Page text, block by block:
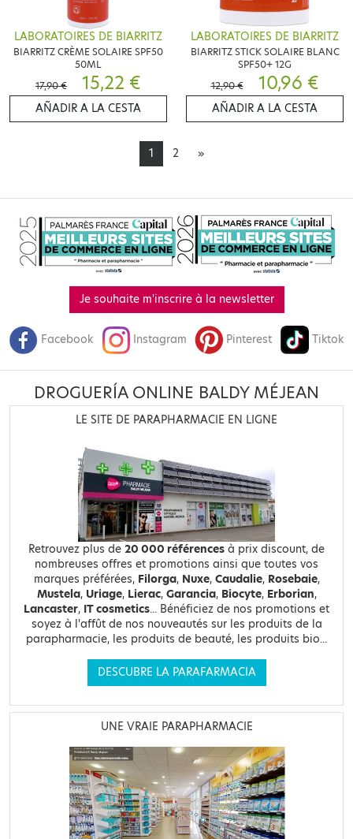
LABORATOIRES DE BIARRITZ
BIARRITZ CRÈME SOLAIRE SPF50
50ML
17,90 €
15,22 €
AÑADIR A LA CESTA
LABORATOIRES DE BIARRITZ
BIARRITZ STICK SOLAIRE BLANC
SPF50+ 12G
12,90 €
10,96 €
AÑADIR A LA CESTA
1 2 »
Je souhaite m'inscrire à la newsletter
Facebook Instagram Pinterest Tiktok
DROGUERÍA ONLINE BALDY MÉJEAN
LE SITE DE PARAPHARMACIE EN LIGNE
Retrouvez plus de 20 000 références à prix discount, de
nombreuses offres et promotions ainsi que toutes vos
marques préférées, Filorga, Nuxe, Caudalie, Rosebaie,
Mustela, Uriage, Lierac, Garancia, Biocyte, Erborian,
Lancaster, IT cosmetics... Bénéficiez de nos promotions et
soyez à l'affût de nos nouveautés sur les produits de la
parapharmacie, les produits de beauté, les produits bio...
DESCUBRE LA PARAFARMACIA
UNE VRAIE PARAPHARMACIE